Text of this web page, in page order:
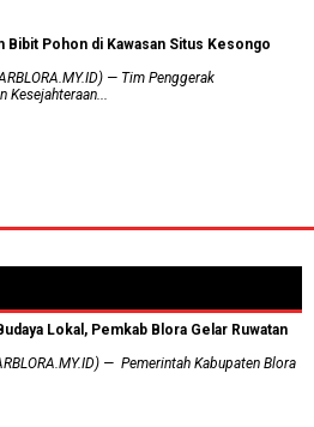
Bibit Pohon di Kawasan Situs Kesongo
— Tim Penggerak
Kesejahteraan...
Lokal, Pemkab Blora Gelar Ruwatan
— Pemerintah Kabupaten Blora